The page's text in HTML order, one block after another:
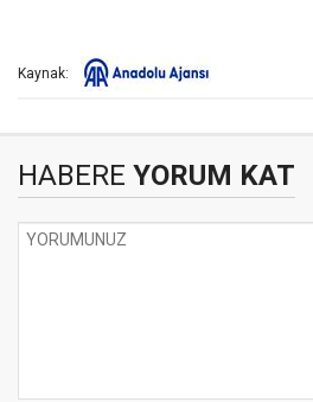
Kaynak:
HABERE YORUM KAT